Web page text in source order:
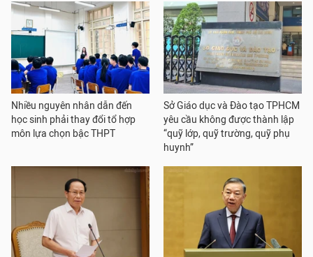
Nhiều nguyên nhân dẫn đến
học sinh phải thay đổi tổ hợp
môn lựa chọn bậc THPT
Sở Giáo dục và Đào tạo TPHCM
yêu cầu không được thành lập
“quỹ lớp, quỹ trường, quỹ phụ
huynh”